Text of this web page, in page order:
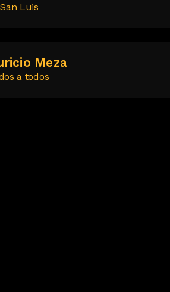
Luis
Meza
a todos